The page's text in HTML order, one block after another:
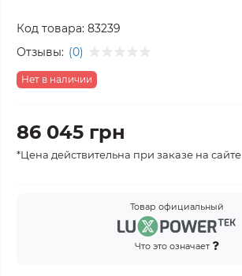
Код товара: 83239
Отзывы: (0)
Нет в наличии
86 045 грн
*Цена действительна при заказе на сайте
Товар официальный
Что это означает